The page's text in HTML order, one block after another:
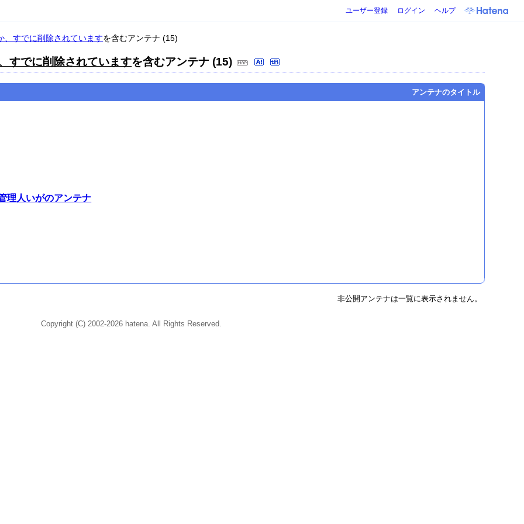
ユーザー登録 ログイン ヘルプ
すでに削除されていますを含むアンテナ (15)
すでに削除されていますを含むアンテナ (15)
アンテナのタイトル
理人いがのアンテナ
非公開アンテナは一覧に表示されません。
Copyright (C) 2002-2026 hatena. All Rights Reserved.